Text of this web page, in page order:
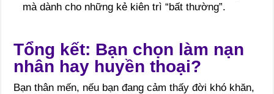
mà dành cho những kẻ kiên trì “bất thường”.
Tổng kết: Bạn chọn làm nạn
nhân hay huyền thoại?
Bạn thân mến, nếu bạn đang cảm thấy đời khó khăn,